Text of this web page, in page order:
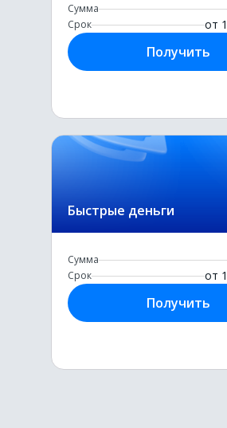
Сумма
Срок от 1
Получить
Быстрые деньги
Сумма
Срок от 1
Получить